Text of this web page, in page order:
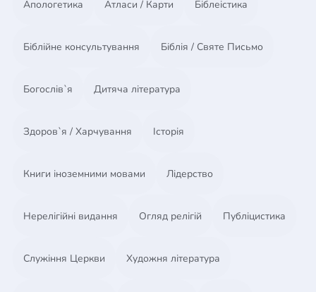
у сепаратистов возвратились на Родину и
бюрократии. Страна не спешила признавать своих
Апологетика Атласи / Карти Біблеістика
Біблійне консультування Біблія / Святе Письмо
Богослів`я Дитяча література
Здоров`я / Харчування Історія
Книги іноземними мовами Лідерство
Нерелігійні видання Огляд релігій Публіцистика
Служіння Церкви Художня література